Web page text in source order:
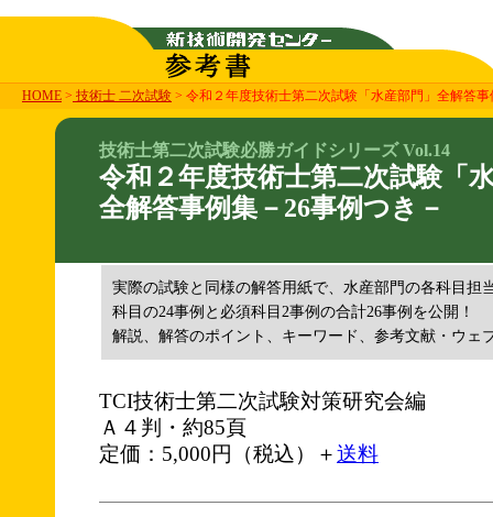
HOME > 技術士 二次試験 > 令和２年度技術士第二次試験「水産部門」全解答
技術士第二次試験必勝ガイドシリーズ Vol.14
令和２年度技術士第二次試験「
全解答事例集－26事例つき－
実際の試験と同様の解答用紙で、水産部門の各科目担
科目の24事例と必須科目2事例の合計26事例を公開！
解説、解答のポイント、キーワード、参考文献・ウェ
TCI技術士第二次試験対策研究会編
Ａ４判・約85頁
定価：5,000円（税込）＋送料